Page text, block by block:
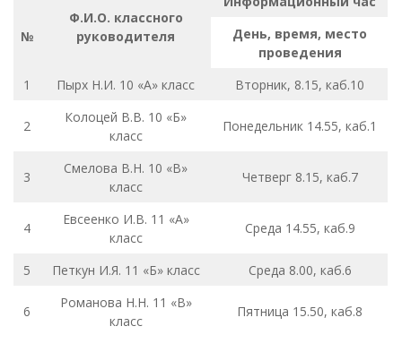
№
Ф.И.О. классного
руководителя
День, время, место
проведения
1
Пырх Н.И. 10 «А» класс Вторник, 8.15, каб.10
2
Колоцей В.В. 10 «Б»
класс
Понедельник 14.55, каб.1
3
Смелова В.Н. 10 «В»
класс
Четверг 8.15, каб.7
4
Евсеенко И.В. 11 «А»
класс
Среда 14.55, каб.9
5 Петкун И.Я. 11 «Б» класс Среда 8.00, каб.6
6
Романова Н.Н. 11 «В»
класс
Пятница 15.50, каб.8